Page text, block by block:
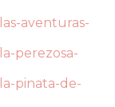
aventuras-
perezosa-
pinata-de-